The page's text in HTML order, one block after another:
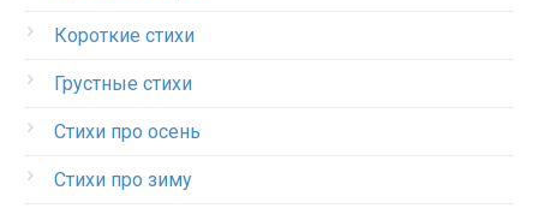
Короткие стихи
Грустные стихи
Стихи про осень
Стихи про зиму